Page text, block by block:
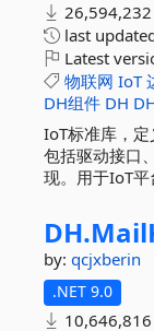
last
Latest
物联网 IoT
DH组件 DH
IoT标准库，定
包括驱动接口
现。用于IoT
DH.
by: qcjxberin
.NET 9.0